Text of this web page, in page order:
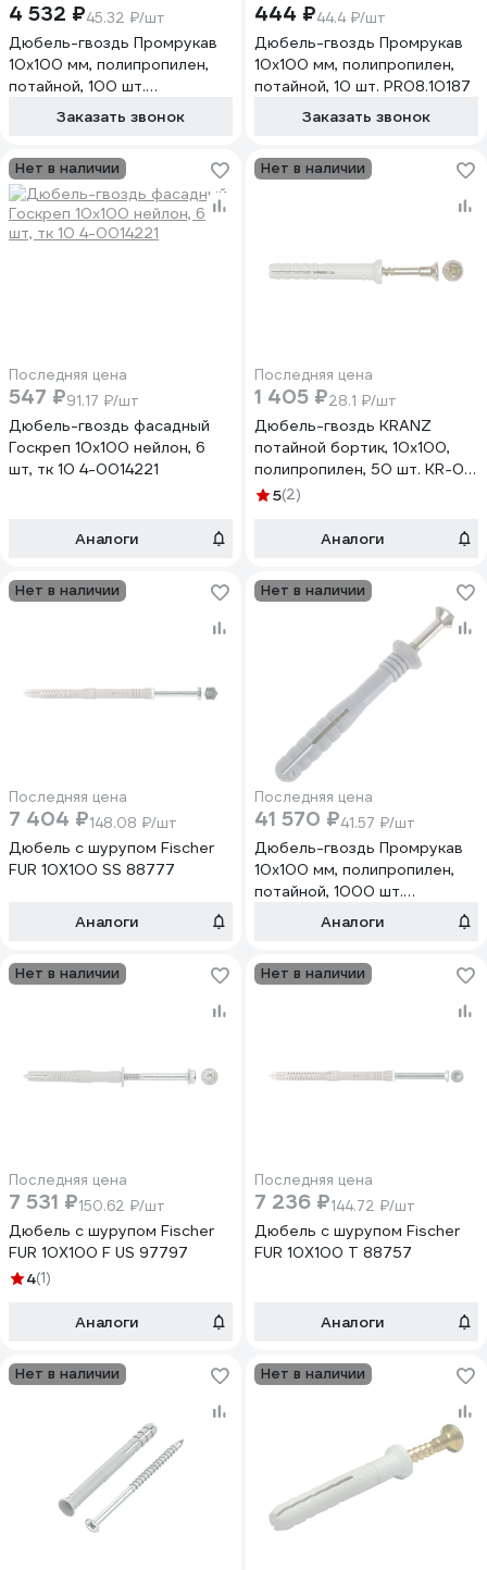
4 532 ₽45.32 ₽/шт
Дюбель-гвоздь Промрукав
10x100 мм, полипропилен,
потайной, 100 шт.
PR08.10188Заказать звонок
444 ₽44.4 ₽/шт
Дюбель-гвоздь Промрукав
10x100 мм, полипропилен,
потайной, 10 шт. PR08.10187
Заказать звонок
Нет в наличии
Последняя цена
547 ₽91.17 ₽/шт
Дюбель-гвоздь фасадный
Госкреп 10х100 нейлон, 6
шт, тк 10 4-0014221
Аналоги
Нет в наличии
Последняя цена
1 405 ₽28.1 ₽/шт
Дюбель-гвоздь KRANZ
потайной бортик, 10x100,
полипропилен, 50 шт. KR-01-
3621-0016
5(2)
Аналоги
Нет в наличии
Последняя цена
7 404 ₽148.08 ₽/шт
Дюбель с шурупом Fischer
FUR 10X100 SS 88777
Аналоги
Нет в наличии
Последняя цена
41 570 ₽41.57 ₽/шт
Дюбель-гвоздь Промрукав
10x100 мм, полипропилен,
потайной, 1000 шт.
PR08.10189Аналоги
Нет в наличии
Последняя цена
7 531 ₽150.62 ₽/шт
Дюбель с шурупом Fischer
FUR 10X100 F US 97797
4(1)
Аналоги
Нет в наличии
Последняя цена
7 236 ₽144.72 ₽/шт
Дюбель с шурупом Fischer
FUR 10X100 T 88757
Аналоги
Нет в наличии Нет в наличии